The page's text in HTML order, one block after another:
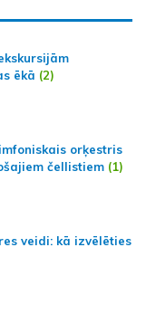
ēkā (2)
orķestris
čellistiem (1)
veidi: kā izvēlēties